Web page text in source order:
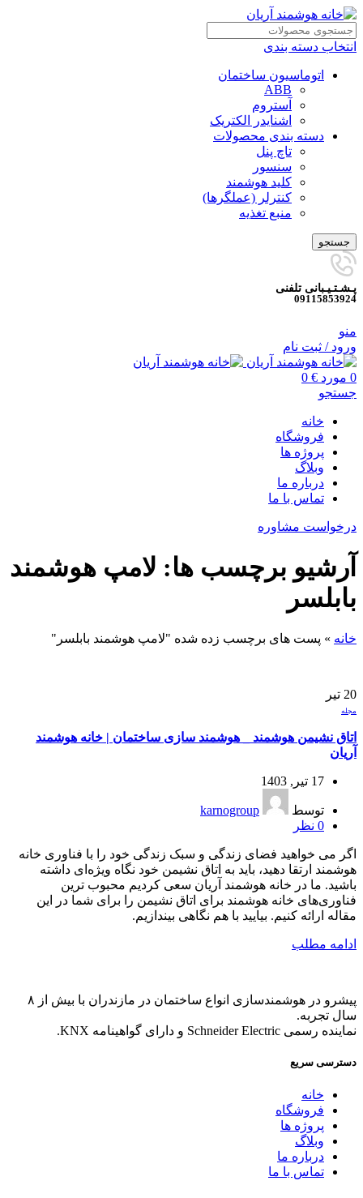
انتخاب دسته بندی
اتوماسیون ساختمان
ABB
آستروم
اشنایدر الکتریک
دسته بندی محصولات
تاچ پنل
سنسور
کلید هوشمند
کنترلر (عملگرها)
منبع تغذیه
جستجو
پـشـتـیـبانی تلفنی
09115853924
منو
ورود / ثبت نام
0 مورد 0 €
جستجو
خانه
فروشگاه
پروژه ها
وبلاگ
درباره ما
تماس با ما
درخواست مشاوره
آرشیو برچسب ها: لامپ هوشمند
بابلسر
خانه » پست های برچسب زده شده "لامپ هوشمند بابلسر"
20 تیر
مجله
اتاق نشیمن هوشمند _ هوشمند سازی ساختمان | خانه هوشمند
آریان
17 تیر, 1403
توسط
karnogroup
0 نظر
اگر می خواهید فضای زندگی و سبک زندگی خود را با فناوری خانه
هوشمند ارتقا دهید، باید به اتاق نشیمن خود نگاه ویژه‌ای داشته
باشید. ما در خانه هوشمند آریان سعی کردیم محبوب ترین
فناوری‌های خانه هوشمند برای اتاق نشیمن را برای شما در این
مقاله ارائه کنیم. بیایید با هم نگاهی بیندازیم.
ادامه مطلب
پیشرو در هوشمندسازی انواع ساختمان در مازندران با بیش از ۸
سال تجربه.
نماینده رسمی Schneider Electric و دارای گواهینامه KNX.
دسترسی سریع
خانه
فروشگاه
پروژه ها
وبلاگ
درباره ما
تماس با ما